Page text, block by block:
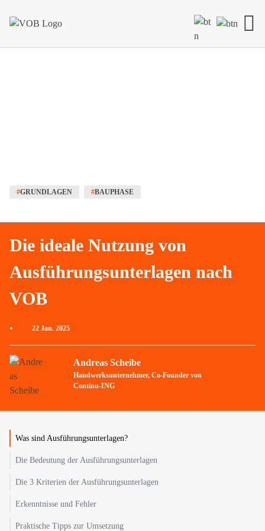
#GRUNDLAGEN #BAUPHASE
• 22 Jan. 2025
Andreas Scheibe
Handwerksunternehmer, Co-Founder von
Continu-ING
Die ideale Nutzung von
Ausführungsunterlagen nach
VOB
Was sind Ausführungsunterlagen?
Die Bedeutung der Ausführungsunterlagen
Die 3 Kriterien der Ausführungsunterlagen
Erkenntnisse und Fehler
Praktische Tipps zur Umsetzung